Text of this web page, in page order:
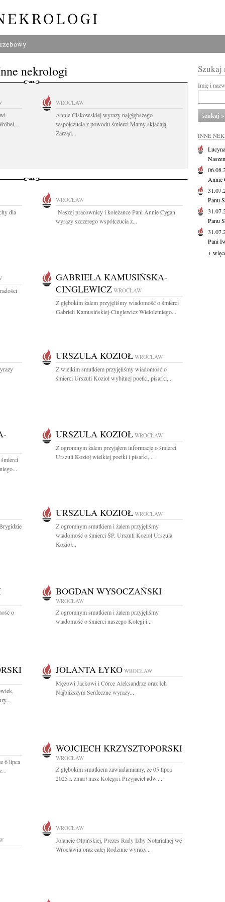
nekrologi
WROCŁAW
Annie Ciskowskiej wyrazy najgłębszego
współczucia z powodu śmierci Mamy składają
Zarząd...
dla
WROCŁAW
Naszej pracownicy i koleżance Pani Annie Cygan
wyrazy szczerego współczucia z...
GABRIELA KAMUSIŃSKA-
CINGLEWICZ WROCŁAW
Z głębokim żalem przyjęliśmy wiadomość o śmierci
Gabrieli Kamusińskiej-Cinglewicz Wieloletniego...
URSZULA KOZIOŁ WROCŁAW
Z wielkim smutkiem przyjęliśmy wiadomość o
śmierci Urszuli Kozioł wybitnej poetki, pisarki,...
URSZULA KOZIOŁ WROCŁAW
Z ogromnym żalem przyjąłem informację o śmierci
Urszuli Kozioł wielkiej poetki i pisarki,...
URSZULA KOZIOŁ WROCŁAW
Z ogromnym smutkiem i żalem przyjęliśmy
wiadomość o śmierci ŚP. Urszuli Kozioł Urszula
Kozioł...
o
BOGDAN WYSOCZAŃSKI
WROCŁAW
Z ogromnym smutkiem i żalem przyjęliśmy
wiadomość o śmierci naszego Kolegi i...
JOLANTA ŁYKO WROCŁAW
Mężowi Jackowi i Córce Aleksandrze oraz Ich
Najbliższym Serdeczne wyrazy...
6 lipca
WOJCIECH KRZYSZTOPORSKI
WROCŁAW
Z głębokim smutkiem zawiadamiamy, że 05 lipca
2025 r. zmarł nasz Kolega i Przyjaciel adw....
WROCŁAW
Jolancie Ołpińskiej, Prezes Rady Izby Notarialnej we
Wrocławiu oraz całej Rodzinie wyrazy...
Szukaj
Imię i
INNE
Annie
Panu
Panu
Pani
+